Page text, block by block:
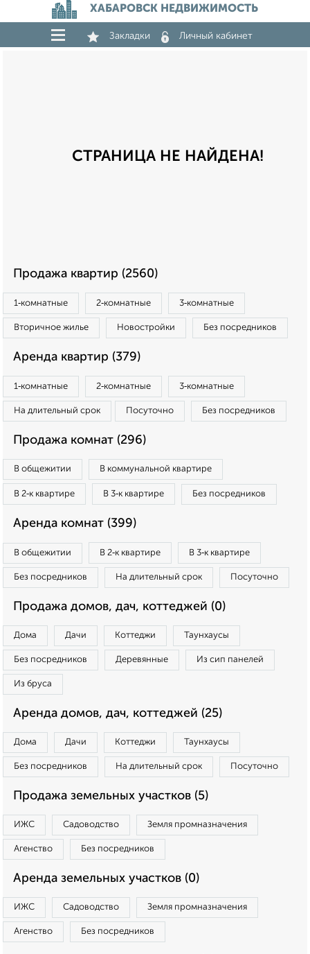
ХАБАРОВСК НЕДВИЖИМОСТЬ
Закладки Личный кабинет
СТРАНИЦА НЕ НАЙДЕНА!
Продажа квартир (2560)
1‑комнатные 2‑комнатные 3‑комнатные
Вторичное жилье Новостройки Без посредников
Аренда квартир (379)
1‑комнатные 2‑комнатные 3‑комнатные
На длительный срок Посуточно Без посредников
Продажа комнат (296)
В общежитии В коммунальной квартире
В 2‑к квартире В 3‑к квартире Без посредников
Аренда комнат (399)
В общежитии В 2‑к квартире В 3‑к квартире
Без посредников На длительный срок Посуточно
Продажа домов, дач, коттеджей (0)
Дома Дачи Коттеджи Таунхаусы
Без посредников Деревянные Из сип панелей
Из бруса
Аренда домов, дач, коттеджей (25)
Дома Дачи Коттеджи Таунхаусы
Без посредников На длительный срок Посуточно
Продажа земельных участков (5)
ИЖС Садоводство Земля промназначения
Агенство Без посредников
Аренда земельных участков (0)
ИЖС Садоводство Земля промназначения
Агенство Без посредников